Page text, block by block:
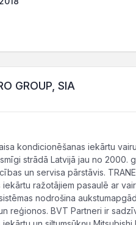
GROUP, SIA
kondicionēšanas iekārtu
strādā Latvijā jau no 2000.
un servisa pārstāvis.
ražotājiem pasaulē ar
nodrošina
reģionos. BVT Partneri ir